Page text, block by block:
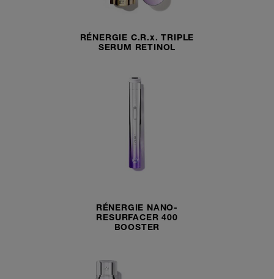
RÉNERGIE C.R.x. TRIPLE
SERUM RETINOL
RÉNERGIE NANO-
RESURFACER 400
BOOSTER